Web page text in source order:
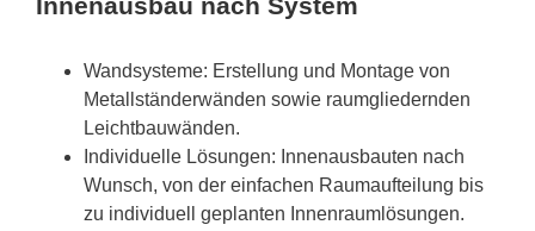
Innenausbau nach System
Wandsysteme: Erstellung und Montage von
Metallständerwänden sowie raumgliedernden
Leichtbauwänden.
Individuelle Lösungen: Innenausbauten nach
Wunsch, von der einfachen Raumaufteilung bis
zu individuell geplanten Innenraumlösungen.